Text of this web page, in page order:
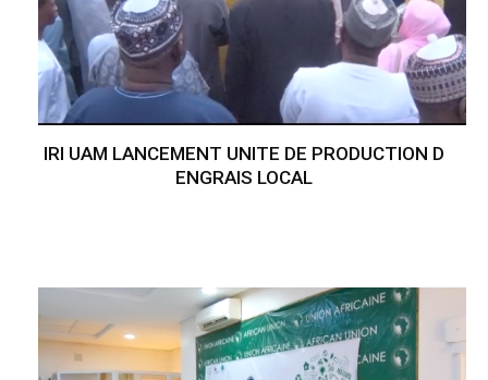
IRI UAM LANCEMENT UNITE DE PRODUCTION D
ENGRAIS LOCAL